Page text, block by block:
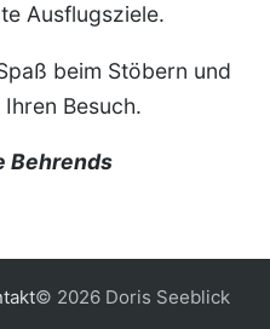
Ausflugsziele.
beim Stöbern und
Besuch.
Behrends
© 2026 Doris Seeblick